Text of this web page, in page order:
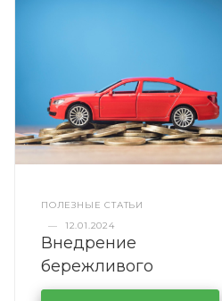
ПОЛЕЗНЫЕ СТАТЬИ
—
12.01.2024
Внедрение
бережливого
производства в